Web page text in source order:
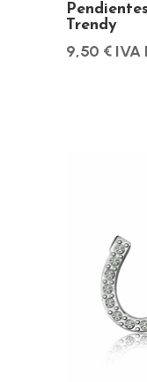
Trendy
9,50 € IVA